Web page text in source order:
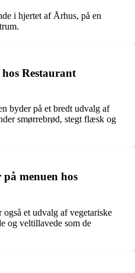
i hjertet af Århus, på en
Restaurant
byder på et bredt udvalg af
smørrebrød, stegt flæsk og
menuen hos
et udvalg af vegetariske
og veltillavede som de